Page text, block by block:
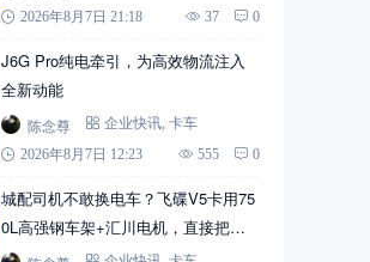
2026年8月7日 21:18
37 0
J6G Pro纯电牵引，为高效物流注入
全新动能
陈念尊 企业快讯 卡车
2026年8月7日 12:23
555 0
城配司机不敢换电车？飞碟V5卡用75
0L高强钢车架+汇川电机，直接把信
心拉满